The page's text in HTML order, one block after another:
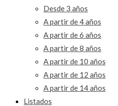
Desde 3 años
A partir de 4 años
A partir de 6 años
A partir de 8 años
A partir de 10 años
A partir de 12 años
A partir de 14 años
Listados